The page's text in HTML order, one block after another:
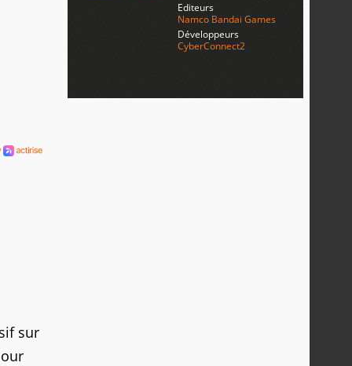
sur
Editeurs
Namco Bandai Games
Développeurs
CyberConnect2